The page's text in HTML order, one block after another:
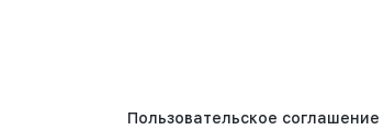
Пользовательское соглашение